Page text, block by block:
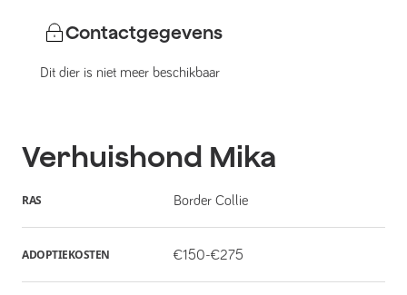
Contactgegevens
Dit dier is niet meer beschikbaar
Verhuishond Mika
RAS Border Collie
ADOPTIEKOSTEN €150-€275